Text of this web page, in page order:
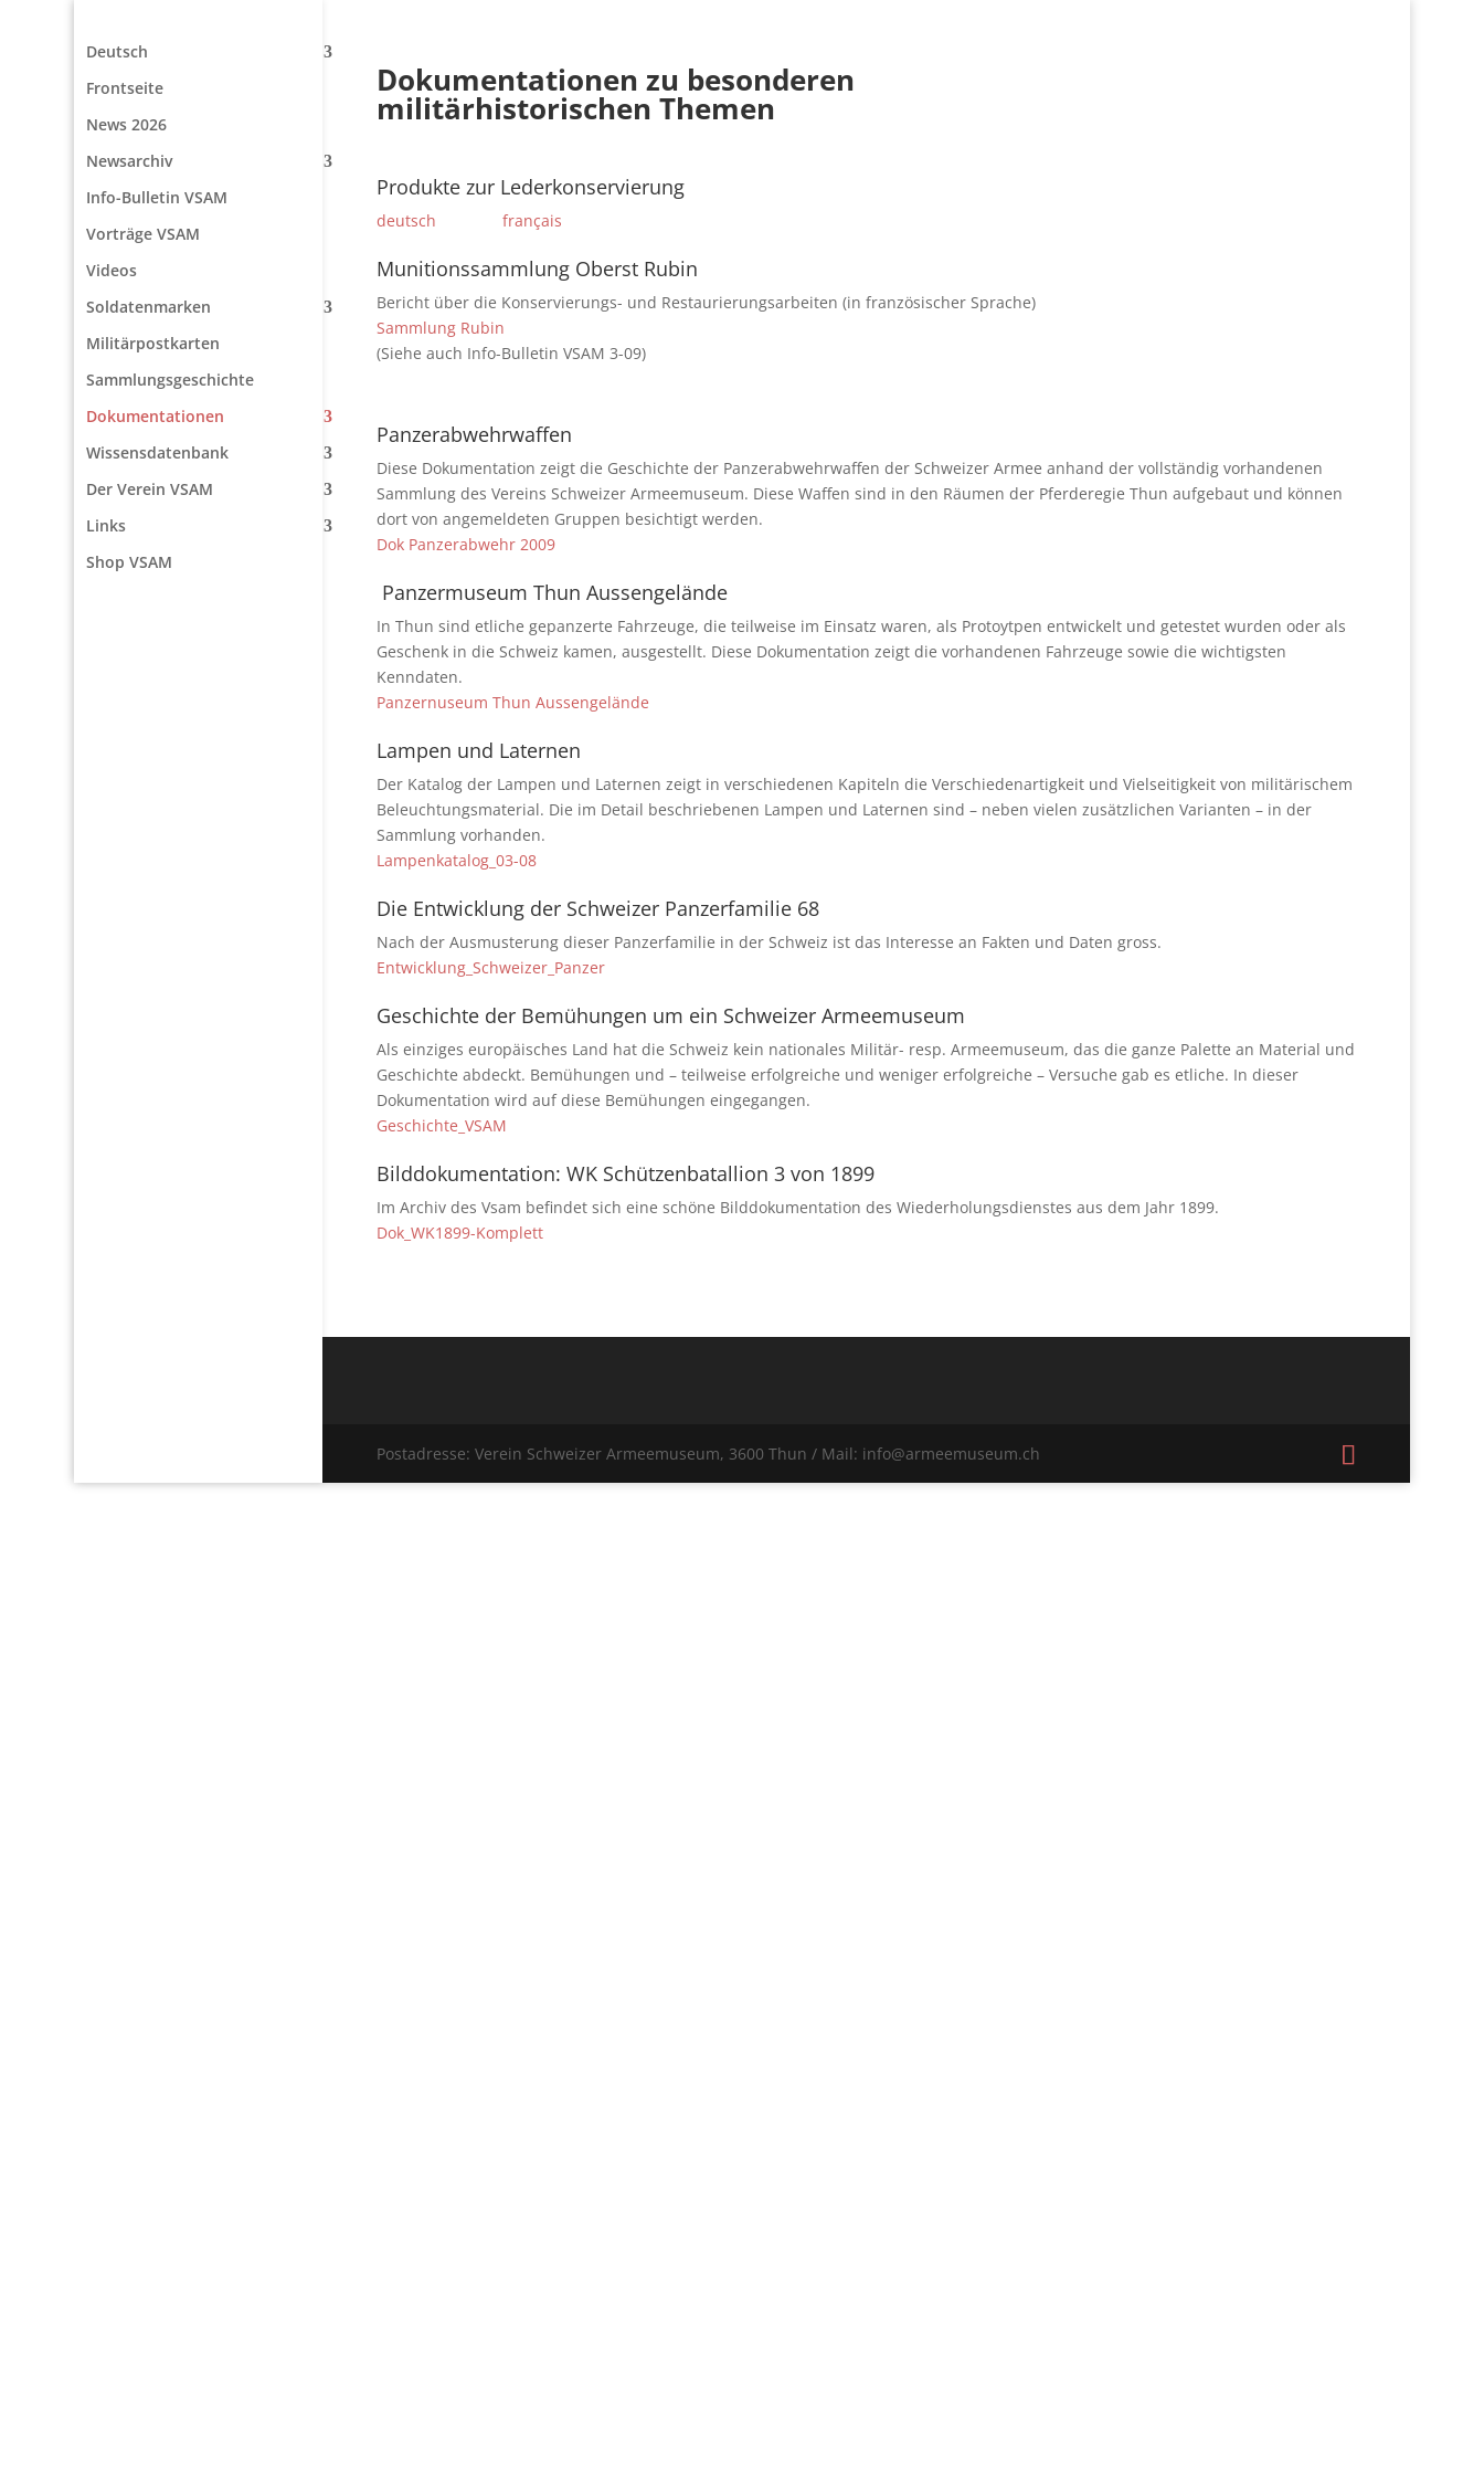
Deutsch
Frontseite
News 2026
Newsarchiv
Info-Bulletin VSAM
Vorträge VSAM
Videos
Soldatenmarken
Militärpostkarten
Sammlungsgeschichte
Dokumentationen
Wissensdatenbank
Der Verein VSAM
Links
Shop VSAM
Dokumentationen zu besonderen
militärhistorischen Themen
Produkte zur Lederkonservierung
deutsch français
Munitionssammlung Oberst Rubin
Bericht über die Konservierungs- und Restaurierungsarbeiten (in französischer Sprache)
Sammlung Rubin
(Siehe auch Info-Bulletin VSAM 3-09)
Panzerabwehrwaffen
Diese Dokumentation zeigt die Geschichte der Panzerabwehrwaffen der Schweizer Armee anhand der vollständig vorhandenen
Sammlung des Vereins Schweizer Armeemuseum. Diese Waffen sind in den Räumen der Pferderegie Thun aufgebaut und können
dort von angemeldeten Gruppen besichtigt werden.
Dok Panzerabwehr 2009
Panzermuseum Thun Aussengelände
In Thun sind etliche gepanzerte Fahrzeuge, die teilweise im Einsatz waren, als Protoytpen entwickelt und getestet wurden oder als
Geschenk in die Schweiz kamen, ausgestellt. Diese Dokumentation zeigt die vorhandenen Fahrzeuge sowie die wichtigsten
Kenndaten.
Panzernuseum Thun Aussengelände
Lampen und Laternen
Der Katalog der Lampen und Laternen zeigt in verschiedenen Kapiteln die Verschiedenartigkeit und Vielseitigkeit von militärischem
Beleuchtungsmaterial. Die im Detail beschriebenen Lampen und Laternen sind – neben vielen zusätzlichen Varianten – in der
Sammlung vorhanden.
Lampenkatalog_03-08
Die Entwicklung der Schweizer Panzerfamilie 68
Nach der Ausmusterung dieser Panzerfamilie in der Schweiz ist das Interesse an Fakten und Daten gross.
Entwicklung_Schweizer_Panzer
Geschichte der Bemühungen um ein Schweizer Armeemuseum
Als einziges europäisches Land hat die Schweiz kein nationales Militär- resp. Armeemuseum, das die ganze Palette an Material und
Geschichte abdeckt. Bemühungen und – teilweise erfolgreiche und weniger erfolgreiche – Versuche gab es etliche. In dieser
Dokumentation wird auf diese Bemühungen eingegangen.
Geschichte_VSAM
Bilddokumentation: WK Schützenbatallion 3 von 1899
Im Archiv des Vsam befindet sich eine schöne Bilddokumentation des Wiederholungsdienstes aus dem Jahr 1899.
Dok_WK1899-Komplett
Postadresse: Verein Schweizer Armeemuseum, 3600 Thun / Mail: info@armeemuseum.ch